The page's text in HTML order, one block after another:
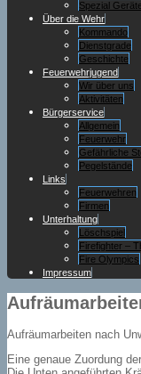
Spezial Geräte
Über die Wehr
Kommando
Dienstgrade
Geschichte
Feuerwehrjugend
Wir über uns
Aktivitäten
Bürgerservice
Allgemein
Feuerwehr
Gefährliche
Pegelstände
Links
Feuerwehren
Firmen
Unterhaltung
Löschspiel
Firefighter –
Fire Olympics
Impressum
Aufräumarbeiten nach
Eine genaue Zuordung